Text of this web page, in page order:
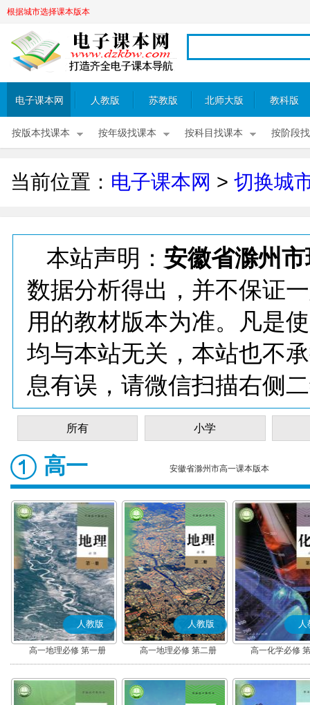
根据城市选择课本版本
电子课本网 人教版 苏教版 北师大版 教科版
按版本找课本 按年级找课本 按科目找课本 按阶段
当前位置： 电子课本网 > 切换城
本站声明： 安徽省滁州
数据分析得出，并不保证
用的教材版本为准。凡是
均与本站无关，本站也不
息有误，请微信扫描右侧
所有 小学
高一 安徽省滁州市高一课本版本
人教版
高一地理必修 第一册
人教版
高一地理必修 第二册
人
高一化学必修